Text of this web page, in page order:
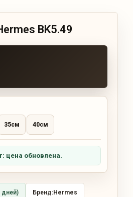
BK5.49
35см 40см
цена обновлена.
дней) Бренд:Hermes